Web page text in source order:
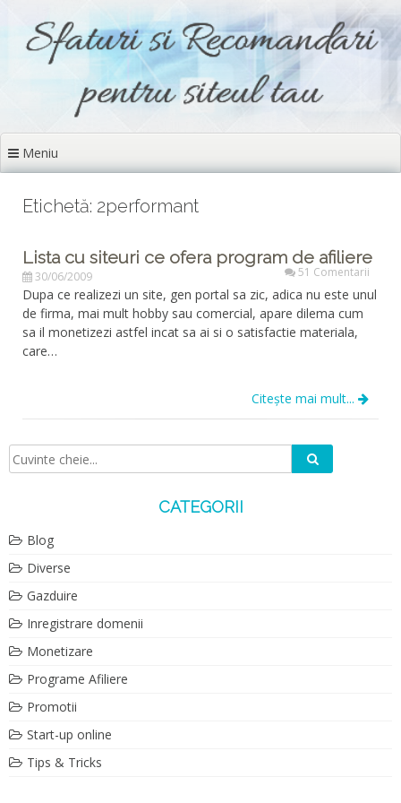
conținut
Meniu
Etichetă: 2performant
Lista cu siteuri ce ofera program de afiliere
30/06/2009 51 Comentarii
Dupa ce realizezi un site, gen portal sa zic, adica nu este unul
de firma, mai mult hobby sau comercial, apare dilema cum
sa il monetizezi astfel incat sa ai si o satisfactie materiala,
care…
Citește mai mult...
CATEGORII
Blog
Diverse
Gazduire
Inregistrare domenii
Monetizare
Programe Afiliere
Promotii
Start-up online
Tips & Tricks